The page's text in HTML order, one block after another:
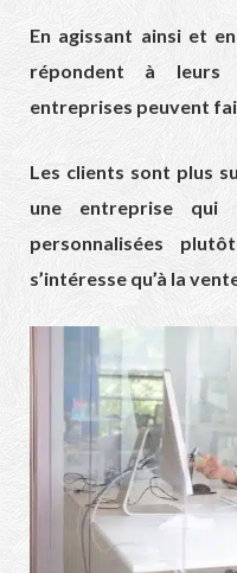
En agissant ainsi et
répondent à leurs
entreprises peuvent
Les clients sont plus
une entreprise qui
personnalisées
s’intéresse qu’à la